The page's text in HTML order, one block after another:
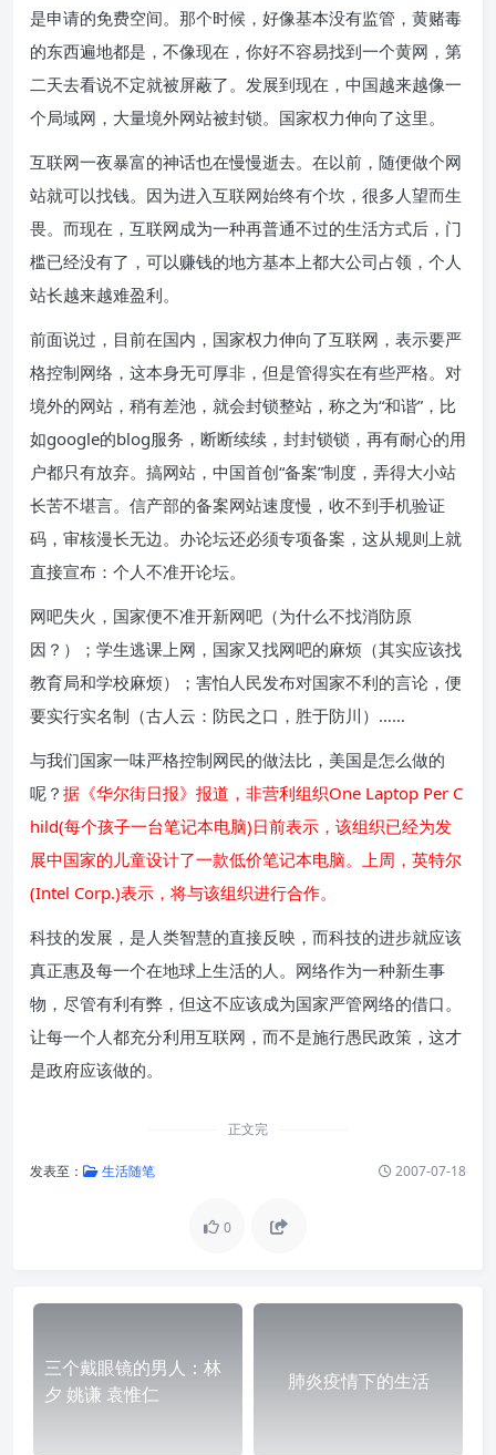
是申请的免费空间。那个时候，好像基本没有监管，黄赌毒
的东西遍地都是，不像现在，你好不容易找到一个黄网，第
二天去看说不定就被屏蔽了。发展到现在，中国越来越像一
个局域网，大量境外网站被封锁。国家权力伸向了这里。
互联网一夜暴富的神话也在慢慢逝去。在以前，随便做个网
站就可以找钱。因为进入互联网始终有个坎，很多人望而生
畏。而现在，互联网成为一种再普通不过的生活方式后，门
槛已经没有了，可以赚钱的地方基本上都大公司占领，个人
站长越来越难盈利。
前面说过，目前在国内，国家权力伸向了互联网，表示要严
格控制网络，这本身无可厚非，但是管得实在有些严格。对
境外的网站，稍有差池，就会封锁整站，称之为“和谐”，比
如google的blog服务，断断续续，封封锁锁，再有耐心的用
户都只有放弃。搞网站，中国首创“备案”制度，弄得大小站
长苦不堪言。信产部的备案网站速度慢，收不到手机验证
码，审核漫长无边。办论坛还必须专项备案，这从规则上就
直接宣布：个人不准开论坛。
网吧失火，国家便不准开新网吧（为什么不找消防原
因？）；学生逃课上网，国家又找网吧的麻烦（其实应该找
教育局和学校麻烦）；害怕人民发布对国家不利的言论，便
要实行实名制（古人云：防民之口，胜于防川）……
与我们国家一味严格控制网民的做法比，美国是怎么做的
呢？ 据《华尔街日报》报道，非营利组织One Laptop Per C
hild(每个孩子一台笔记本电脑)日前表示，该组织已经为发
展中国家的儿童设计了一款低价笔记本电脑。上周，英特尔
(Intel Corp.)表示，将与该组织进行合作。
科技的发展，是人类智慧的直接反映，而科技的进步就应该
真正惠及每一个在地球上生活的人。网络作为一种新生事
物，尽管有利有弊，但这不应该成为国家严管网络的借口。
让每一个人都充分利用互联网，而不是施行愚民政策，这才
是政府应该做的。
正文完
发表至： 生活随笔 2007-07-18
0
三个戴眼镜的男人：林
夕 姚谦 袁惟仁
肺炎疫情下的生活